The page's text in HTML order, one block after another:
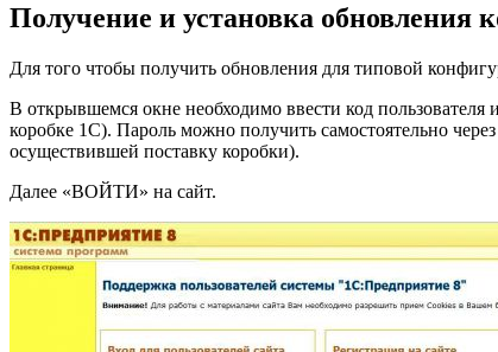
Получение и установка обновления
Для того чтобы получить обновления для типовой
В открывшемся окне необходимо ввести код
коробке 1С). Пароль можно получить самостоятельно
осуществившей поставку коробки).
Далее «ВОЙТИ» на сайт.